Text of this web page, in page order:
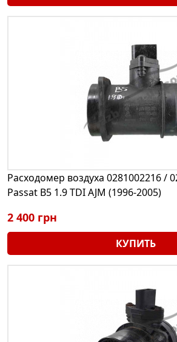
Расходомер воздуха 0281002216 /
Passat B5 1.9 TDI AJM (1996-2005)
2 400 грн
КУПИТЬ